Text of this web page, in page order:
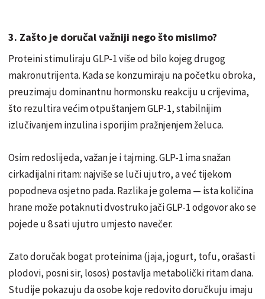
3. Zašto je doručal važniji nego što mislimo?
Proteini stimuliraju GLP-1 više od bilo kojeg drugog
makronutrijenta. Kada se konzumiraju na početku obroka,
preuzimaju dominantnu hormonsku reakciju u crijevima,
što rezultira većim otpuštanjem GLP-1, stabilnijim
izlučivanjem inzulina i sporijim pražnjenjem želuca.
Osim redoslijeda, važan je i tajming. GLP-1 ima snažan
cirkadijalni ritam: najviše se luči ujutro, a već tijekom
popodneva osjetno pada. Razlika je golema — ista količina
hrane može potaknuti dvostruko jači GLP-1 odgovor ako se
pojede u 8 sati ujutro umjesto navečer.
Zato doručak bogat proteinima (jaja, jogurt, tofu, orašasti
plodovi, posni sir, losos) postavlja metabolički ritam dana.
Studije pokazuju da osobe koje redovito doručkuju imaju